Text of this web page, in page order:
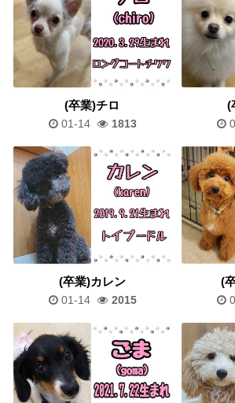
(卒業)チロ
01-14 1813
(
(卒業)カレン
01-14 2015
(